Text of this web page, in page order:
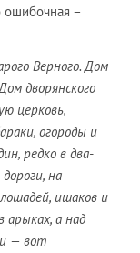
ошибочная –
Верного. Дом
дворянского
церковь,
огороды и
редко в два-
на
ишаков и
арыках, а над
— вот